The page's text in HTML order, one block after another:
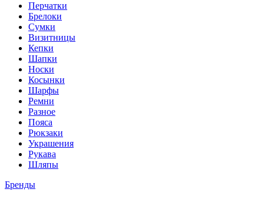
Перчатки
Брелоки
Сумки
Визитницы
Кепки
Шапки
Носки
Косынки
Шарфы
Ремни
Разное
Пояса
Рюкзаки
Украшения
Рукава
Шляпы
Бренды